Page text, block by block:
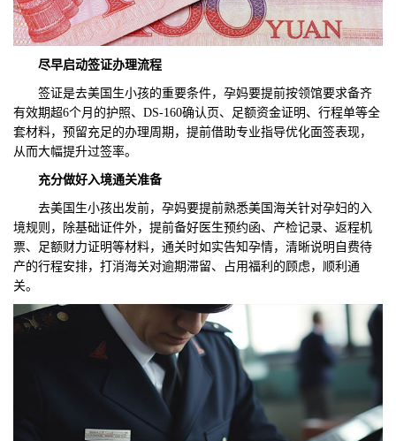
尽早启动签证办理流程‌
签证是去美国生小孩的重要条件，孕妈要提前按领馆要求备齐
有效期超6个月的护照、DS-160确认页、足额资金证明、行程单等全
套材料，预留充足的办理周期，提前借助专业指导优化面签表现，
从而大幅提升过签率。
充分做好入境通关准备‌
去美国生小孩出发前，孕妈要提前熟悉美国海关针对孕妇的入
境规则，除基础证件外，提前备好医生预约函、产检记录、返程机
票、足额财力证明等材料，通关时如实告知孕情，清晰说明自费待
产的行程安排，打消海关对逾期滞留、占用福利的顾虑，顺利通
关。